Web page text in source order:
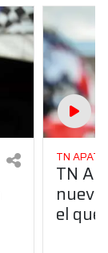
TN APAT
TN
nuevo
el que